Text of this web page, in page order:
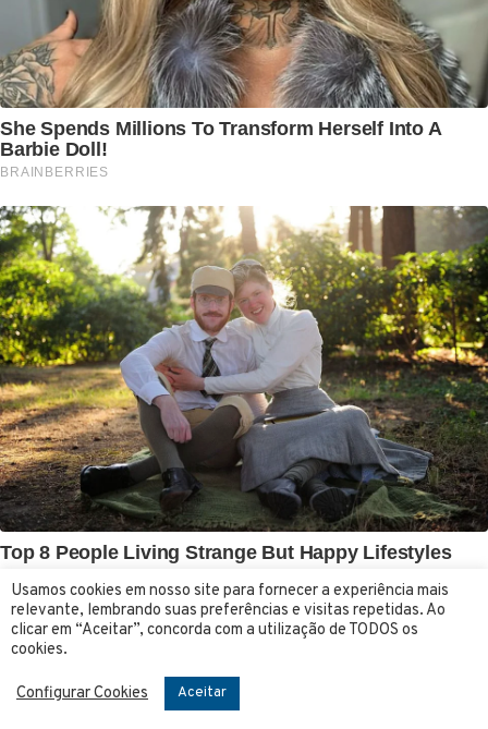
Usamos cookies em nosso site para fornecer a experiência mais
relevante, lembrando suas preferências e visitas repetidas. Ao
clicar em “Aceitar”, concorda com a utilização de TODOS os
cookies.
Configurar Cookies Aceitar